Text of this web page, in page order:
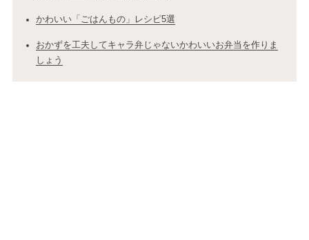
かわいい「ごはんもの」レシピ5選
おかずを工夫してキャラ弁じゃないかわいいお弁当を作りま
しょう